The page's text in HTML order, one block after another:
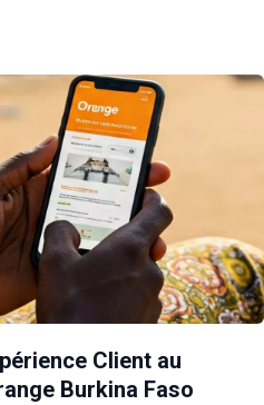
Client au
Burkina Faso